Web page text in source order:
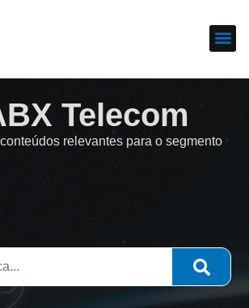
Telecom
relevantes para o segmento